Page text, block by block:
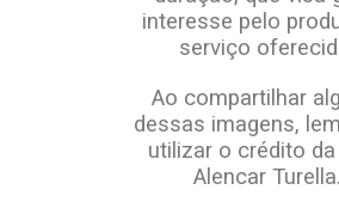
interesse pelo
serviço
Ao compartilhar
dessas imagens,
utilizar o crédito
Alencar Turella.